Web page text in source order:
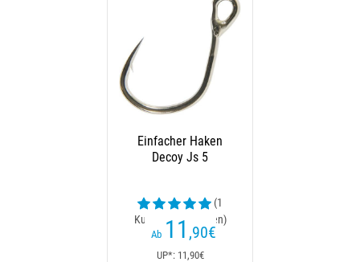
Einfacher Haken
Decoy Js 5
(1
Kundenrezensionen)
Ab 11 ,90€
UP*: 11,90€